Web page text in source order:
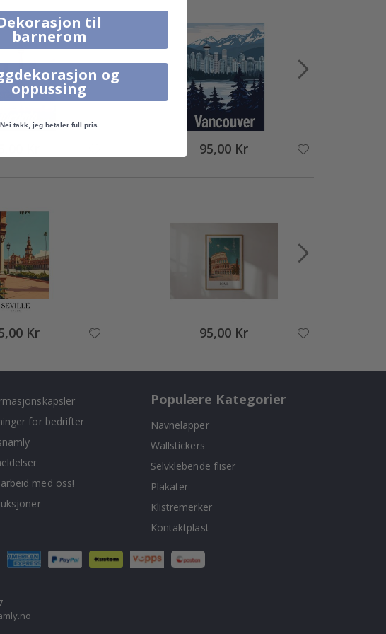
95,00 Kr
Kr 95,00 Kr
for bedrifter
med oss!
Populære Kategorier
Navnelapper
Wallstickers
Selvklebende fliser
Plakater
Klistremerker
Kontaktplast
til
barnerom
og
oppussing
Nei takk, jeg betaler full pris